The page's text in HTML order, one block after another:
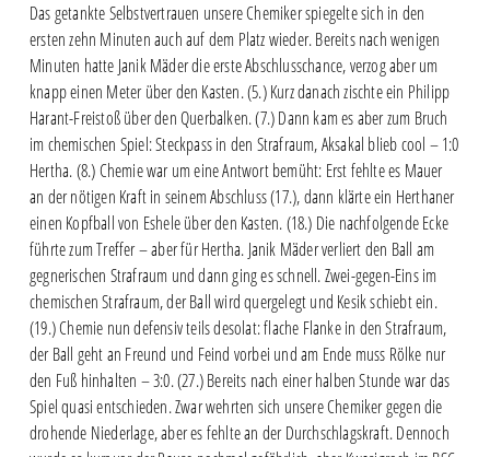
Das getankte Selbstvertrauen unsere Chemiker spiegelte sich in den
ersten zehn Minuten auch auf dem Platz wieder. Bereits nach wenigen
Minuten hatte Janik Mäder die erste Abschlusschance, verzog aber um
knapp einen Meter über den Kasten. (5.) Kurz danach zischte ein Philipp
Harant-Freistoß über den Querbalken. (7.) Dann kam es aber zum Bruch
im chemischen Spiel: Steckpass in den Strafraum, Aksakal blieb cool – 1:0
Hertha. (8.) Chemie war um eine Antwort bemüht: Erst fehlte es Mauer
an der nötigen Kraft in seinem Abschluss (17.), dann klärte ein Herthaner
einen Kopfball von Eshele über den Kasten. (18.) Die nachfolgende Ecke
führte zum Treffer – aber für Hertha. Janik Mäder verliert den Ball am
gegnerischen Strafraum und dann ging es schnell. Zwei-gegen-Eins im
chemischen Strafraum, der Ball wird quergelegt und Kesik schiebt ein.
(19.) Chemie nun defensiv teils desolat: flache Flanke in den Strafraum,
der Ball geht an Freund und Feind vorbei und am Ende muss Rölke nur
den Fuß hinhalten – 3:0. (27.) Bereits nach einer halben Stunde war das
Spiel quasi entschieden. Zwar wehrten sich unsere Chemiker gegen die
drohende Niederlage, aber es fehlte an der Durchschlagskraft. Dennoch